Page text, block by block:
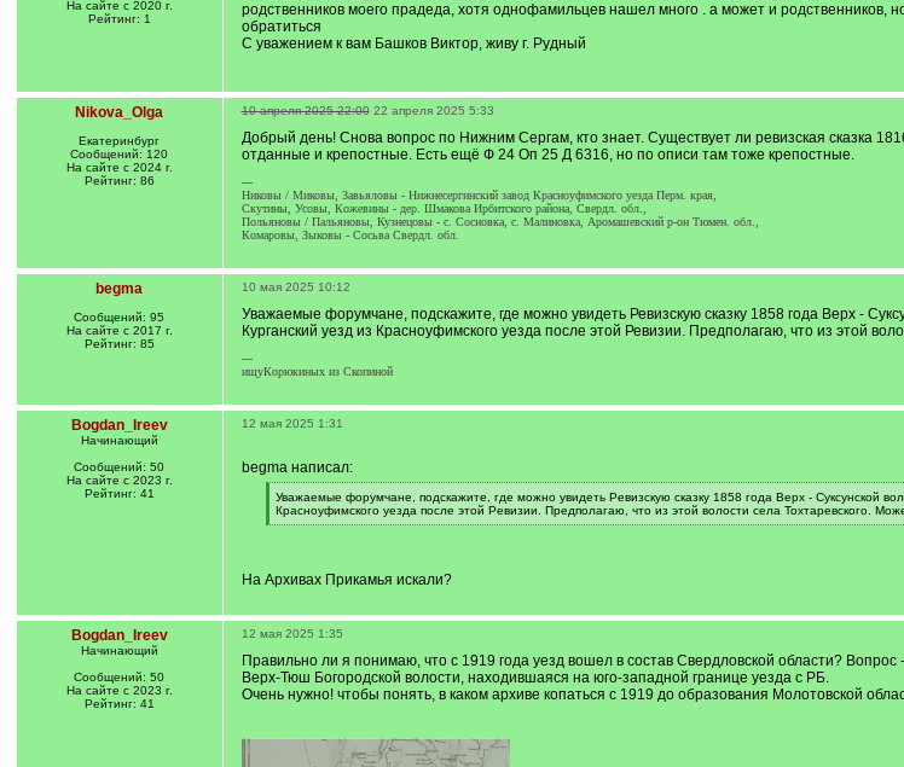
На сайте с 2020 г.
Рейтинг: 1
родственников моего прадеда, хотя однофамильцев нашел много . а может и
обратиться
С уважением к вам Башков Виктор, живу г. Рудный
Nikova_Olga
Екатеринбург
Сообщений: 120
На сайте с 2024 г.
Рейтинг: 86
10 апреля 2025 22:00 22 апреля 2025 5:33
Добрый день! Снова вопрос по Нижним Сергам, кто знает. Существует ли ревизская сказка
отданные и крепостные. Есть ещё Ф 24 Оп 25 Д 6316, но по описи там тоже крепостные.
---
Никовы / Миковы, Завьяловы - Нижнесергинский завод Красноуфимского уезда Перм. края,
Скутины, Усовы, Кожевины - дер. Шмакова Ирбитского района, Свердл. обл.,
Польяновы / Пальяновы, Кузнецовы - с. Сосновка, с. Малиновка, Аромашевский р-он Тюмен. обл.,
Комаровы, Зыковы - Сосьва Свердл. обл.
begma
Сообщений: 95
На сайте с 2017 г.
Рейтинг: 85
10 мая 2025 10:12
Уважаемые форумчане, подскажите, где можно увидеть Ревизскую сказку 1858 года Верх -
Курганский уезд из Красноуфимского уезда после этой Ревизии. Предполагаю, что из этой
---
ищуКорюкиных из Скопиной
Bogdan_Ireev
Начинающий
Сообщений: 50
На сайте с 2023 г.
Рейтинг: 41
12 мая 2025 1:31
begma написал:
[
q
]
Уважаемые форумчане, подскажите, где можно увидеть Ревизскую сказку 1858 года Верх - Суксунской
Красноуфимского уезда после этой Ревизии. Предполагаю, что из этой волости села Тохтаревского.
[
На Архивах Прикамья искали?
Bogdan_Ireev
Начинающий
Сообщений: 50
На сайте с 2023 г.
Рейтинг: 41
12 мая 2025 1:35
Правильно ли я понимаю, что с 1919 года уезд вошел в состав Свердловской области?
Верх-Тюш Богородской волости, находившаяся на юго-западной границе уезда с РБ.
Очень нужно! чтобы понять, в каком архиве копаться с 1919 до образования Молотовской